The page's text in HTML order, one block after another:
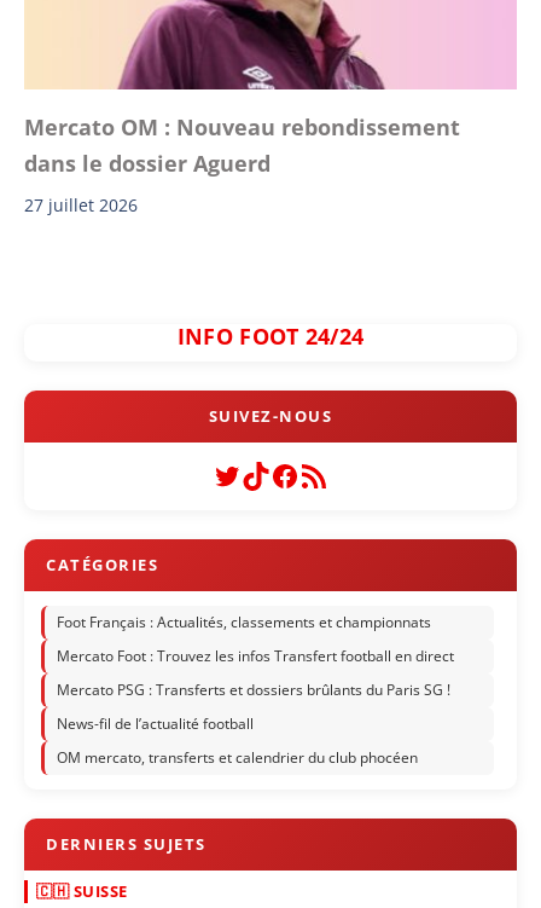
Mercato OM : Nouveau rebondissement
dans le dossier Aguerd
27 juillet 2026
INFO FOOT 24/24
Twitter
TikTok
Facebook
Flux RSS
Foot Français : Actualités, classements et championnats
Mercato Foot : Trouvez les infos Transfert football en direct
Mercato PSG : Transferts et dossiers brûlants du Paris SG !
News-fil de l’actualité football
OM mercato, transferts et calendrier du club phocéen
🇨🇭 SUISSE